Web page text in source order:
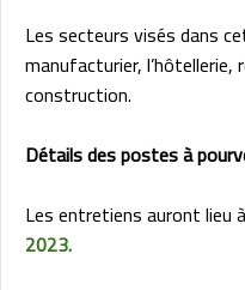
Les secteurs visés dans
manufacturier,
construction.
Détails des postes à
Les entretiens auront lieu
2023.